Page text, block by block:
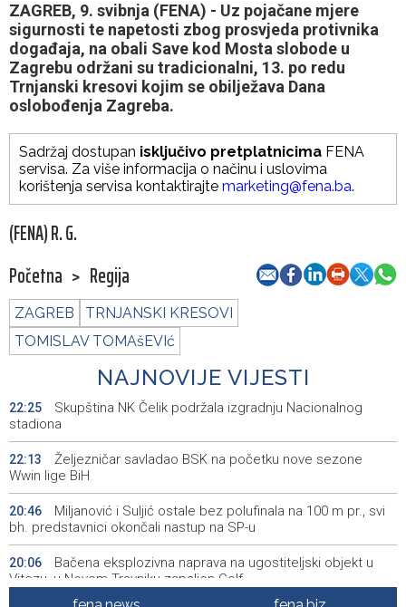
ZAGREB, 9. svibnja (FENA) - Uz pojačane mjere
sigurnosti te napetosti zbog prosvjeda protivnika
događaja, na obali Save kod Mosta slobode u
Zagrebu održani su tradicionalni, 13. po redu
Trnjanski kresovi kojim se obilježava Dana
oslobođenja Zagreba.
Sadržaj dostupan isključivo pretplatnicima FENA
servisa. Za više informacija o načinu i uslovima
korištenja servisa kontaktirajte marketing@fena.ba.
(FENA) R. G.
Početna > Regija
ZAGREB
TRNJANSKI KRESOVI
TOMISLAV TOMAšEVIć
NAJNOVIJE VIJESTI
22:25
Skupština NK Čelik podržala izgradnju Nacionalnog
stadiona
22:13
Željezničar savladao BSK na početku nove sezone
Wwin lige BiH
20:46
Miljanović i Suljić ostale bez polufinala na 100 m pr., svi
bh. predstavnici okončali nastup na SP-u
20:06
Bačena eksplozivna naprava na ugostiteljski objekt u
Vitezu, u Novom Travniku zapaljen Golf